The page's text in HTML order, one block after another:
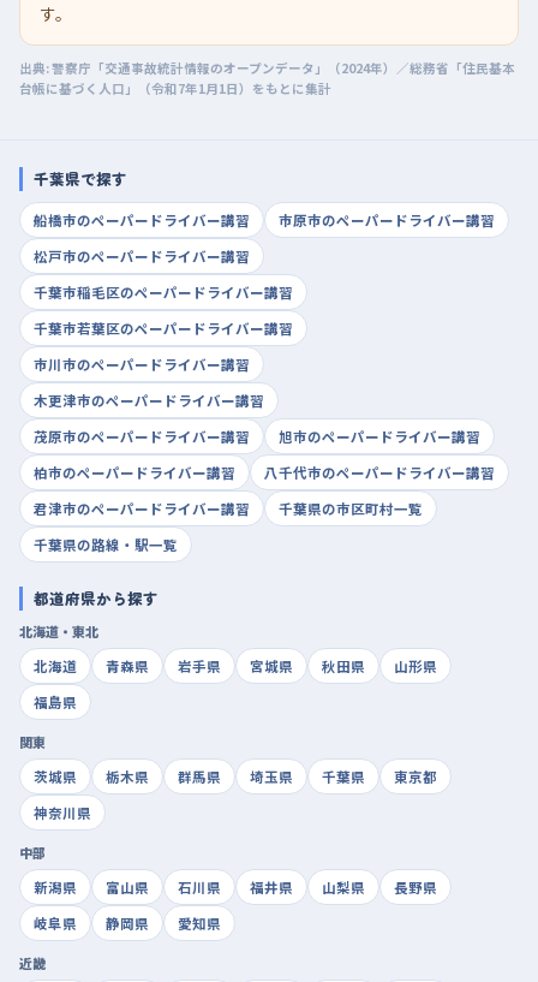
す。
出典: 警察庁「交通事故統計情報のオープンデータ」（2024年）／総務省「住民基本
台帳に基づく人口」（令和7年1月1日）をもとに集計
千葉県で探す
船橋市のペーパードライバー講習
市原市のペーパードライバー講習
松戸市のペーパードライバー講習
千葉市稲毛区のペーパードライバー講習
千葉市若葉区のペーパードライバー講習
市川市のペーパードライバー講習
木更津市のペーパードライバー講習
茂原市のペーパードライバー講習
旭市のペーパードライバー講習
柏市のペーパードライバー講習
八千代市のペーパードライバー講習
君津市のペーパードライバー講習
千葉県の市区町村一覧
千葉県の路線・駅一覧
都道府県から探す
北海道・東北
北海道
青森県 岩手県 宮城県 秋田県
山形県
福島県
関東
茨城県
栃木県 群馬県 埼玉県 千葉県
東京都
神奈川県
中部
新潟県
富山県 石川県 福井県 山梨県
長野県
岐阜県
静岡県 愛知県
近畿